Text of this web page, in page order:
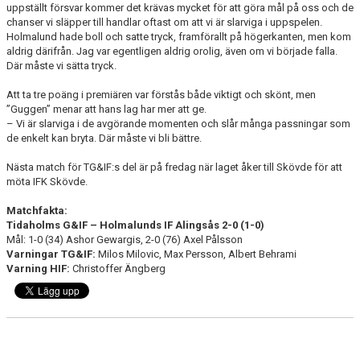
uppställt försvar kommer det krävas mycket för att göra mål på oss och de
chanser vi släpper till handlar oftast om att vi är slarviga i uppspelen.
Holmalund hade boll och satte tryck, framförallt på högerkanten, men kom
aldrig därifrån. Jag var egentligen aldrig orolig, även om vi började falla.
Där måste vi sätta tryck.
Att ta tre poäng i premiären var förstås både viktigt och skönt, men
”Guggen” menar att hans lag har mer att ge.
– Vi är slarviga i de avgörande momenten och slår många passningar som
de enkelt kan bryta. Där måste vi bli bättre.
Nästa match för TG&IF:s del är på fredag när laget åker till Skövde för att
möta IFK Skövde.
Matchfakta:
Tidaholms G&IF – Holmalunds IF Alingsås 2-0 (1-0)
Mål: 1-0 (34) Ashor Gewargis, 2-0 (76) Axel Pålsson
Varningar TG&IF: Milos Milovic, Max Persson, Albert Behrami
Varning HIF: Christoffer Ängberg